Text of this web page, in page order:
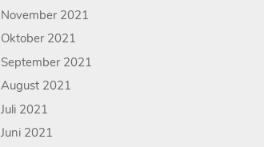
November 2021
Oktober 2021
September 2021
August 2021
Juli 2021
Juni 2021